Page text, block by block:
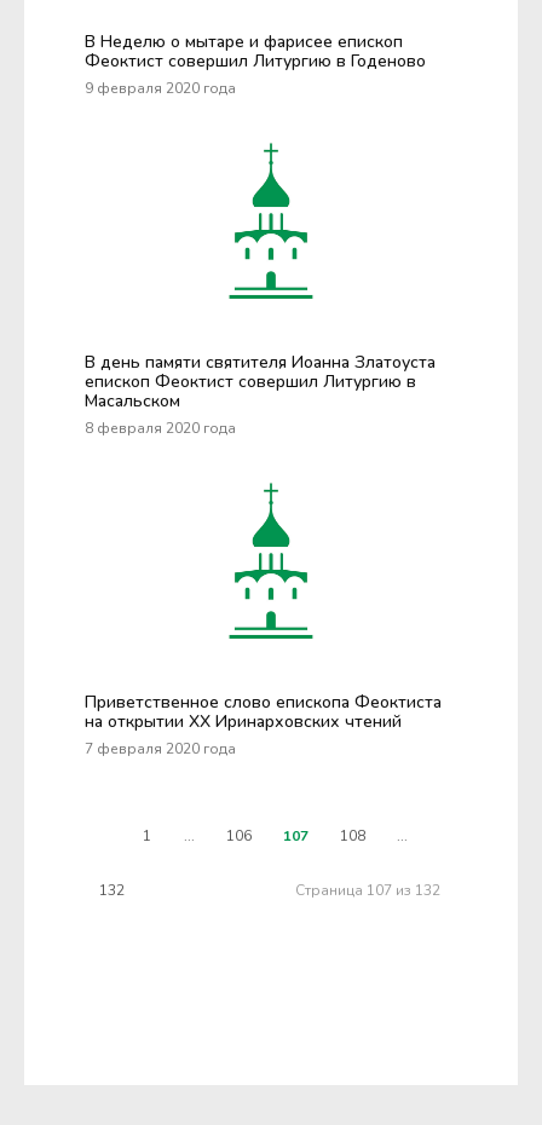
В Неделю о мытаре и фарисее епископ
Феоктист совершил Литургию в Годеново
9 февраля 2020 года
В день памяти святителя Иоанна Златоуста
епископ Феоктист совершил Литургию в
Масальском
8 февраля 2020 года
Приветственное слово епископа Феоктиста
на открытии XX Иринарховских чтений
7 февраля 2020 года
1 ... 106 107 108 ...
132 Страница 107 из 132